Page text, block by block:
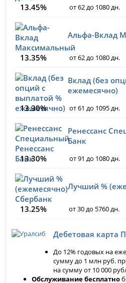
13.45% от 62 до 1080 дн.
Альфа-Вклад
13.35% от 62 до 1080 дн.
Вклад (без
ежемесячно)
13.30%
от 61 до 1095 дн.
Ренессанс
Банк
13.30%
от 91 до 1080 дн.
Лучший %
13.25% от 30 до 5760 дн.
Дебетовая карта
До 12% годовых на
сумму до 1 млн руб.
на сумму от 10 000
Обслуживание бесплатно